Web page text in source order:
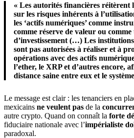
« Les autorités financières
sur les risques inhérents à
les ‘actifs numériques’ comme
comme réserve de valeur ou
d’investissement (…) Les
sont pas autorisées à réaliser et à
opérations avec des actifs
l’ether, le XRP et d’autres encore,
distance saine entre eux et le
Le message est clair : les tenanciers en
mexicains ne veulent pas de la
autre crypto. Quand on connaît la forte
fiduciaire nationale avec l’impérialiste
paradoxal.